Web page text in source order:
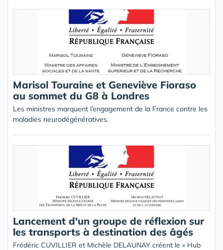
Marisol Touraine et Geneviève Fioraso
au sommet du G8 à Londres
Les ministres marquent l’engagement de la France contre les
maladies neurodégénératives.
Lancement d'un groupe de réflexion sur
les transports à destination des âgés
Frédéric CUVILLIER et Michèle DELAUNAY créent le « Hub